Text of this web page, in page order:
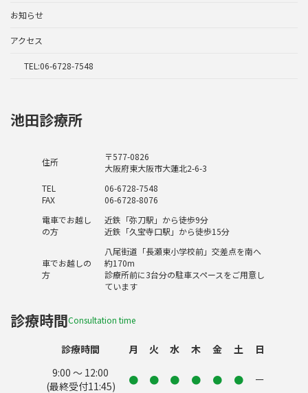
お知らせ
アクセス
TEL:06-6728-7548
池田診療所
住所
〒577-0826
大阪府東大阪市大蓮北2-6-3
TEL
FAX
06-6728-7548
06-6728-8076
電車でお越し
の方
近鉄「弥刀駅」から徒歩9分
近鉄「久宝寺口駅」から徒歩15分
車でお越しの
方
八尾街道「長瀬東小学校前」交差点を南へ
約170m
診療所前に3台分の駐車スペースをご用意し
ています
診療時間Consultation time
診療時間 月 火 水 木 金 土
日
9:00 〜 12:00
(最終受付11:45)
● ● ● ● ● ● ー